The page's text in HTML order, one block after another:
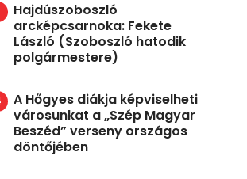
Hajdúszoboszló
arcképcsarnoka: Fekete
László (Szoboszló hatodik
polgármestere)
A Hőgyes diákja képviselheti
városunkat a „Szép Magyar
Beszéd” verseny országos
döntőjében